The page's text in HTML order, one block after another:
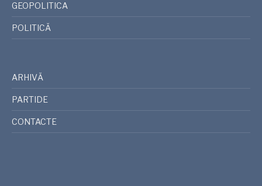
GEOPOLITICA
POLITICĂ
ARHIVĂ
PARTIDE
CONTACTE